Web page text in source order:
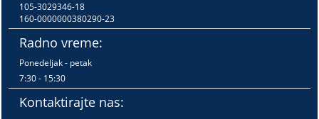
105-3029346-18
160-0000000380290-23
Radno vreme:
Ponedeljak - petak
7:30 - 15:30
Kontaktirajte nas: